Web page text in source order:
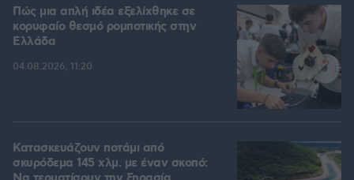
Πώς μια απλή ιδέα εξελίχθηκε σε
κορυφαίο θεσμό ρομποτικής στην
Ελλάδα
04.08.2026, 11:20
Κατασκευάζουν ποτάμι από
σκυρόδεμα 145 χλμ. με έναν σκοπό: